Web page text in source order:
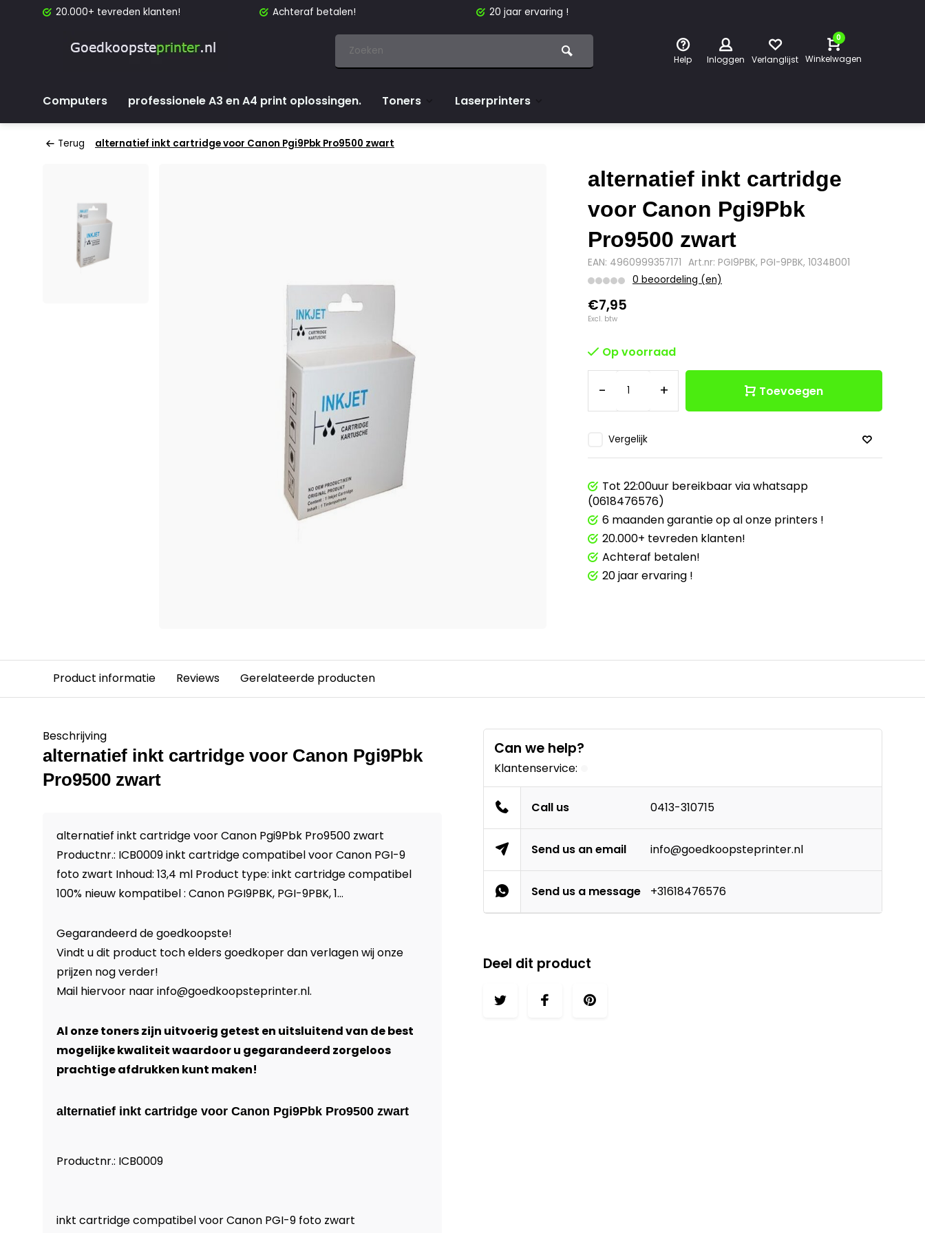
20.000+ tevreden klanten! Achteraf betalen! 20 jaar ervaring !
Help Inloggen Verlanglijst
0
Winkelwagen
Computers professionele A3 en A4 print oplossingen. Toners Laserprinters
Terug alternatief inkt cartridge voor Canon Pgi9Pbk Pro9500 zwart
alternatief inkt cartridge
voor Canon Pgi9Pbk
Pro9500 zwart
EAN: 4960999357171 Art.nr: PGI9PBK, PGI-9PBK, 1034B001
0 beoordeling (en)
€7,95
Excl. btw
Op voorraad
- + Toevoegen
Vergelijk
Tot 22:00uur bereikbaar via whatsapp
(0618476576)
6 maanden garantie op al onze printers !
20.000+ tevreden klanten!
Achteraf betalen!
20 jaar ervaring !
Product informatie Reviews Gerelateerde producten
Beschrijving
alternatief inkt cartridge voor Canon Pgi9Pbk
Pro9500 zwart
alternatief inkt cartridge voor Canon Pgi9Pbk Pro9500 zwart
Productnr.: ICB0009 inkt cartridge compatibel voor Canon PGI-9
foto zwart Inhoud: 13,4 ml Product type: inkt cartridge compatibel
100% nieuw kompatibel : Canon PGI9PBK, PGI-9PBK, 1...
Gegarandeerd de goedkoopste!
Vindt u dit product toch elders goedkoper dan verlagen wij onze
prijzen nog verder!
Mail hiervoor naarinfo@goedkoopsteprinter.nl.
Al onze toners zijn uitvoerig getest en uitsluitend van de best
mogelijke kwaliteit waardoor u gegarandeerd zorgeloos
prachtige afdrukken kunt maken!
alternatief inkt cartridge voor Canon Pgi9Pbk Pro9500 zwart
Productnr.: ICB0009
inkt cartridge compatibel voor Canon PGI-9 foto zwart
Can we help?
Klantenservice:
Call us 0413-310715
Send us an email info@goedkoopsteprinter.nl
Send us a message +31618476576
Deel dit product